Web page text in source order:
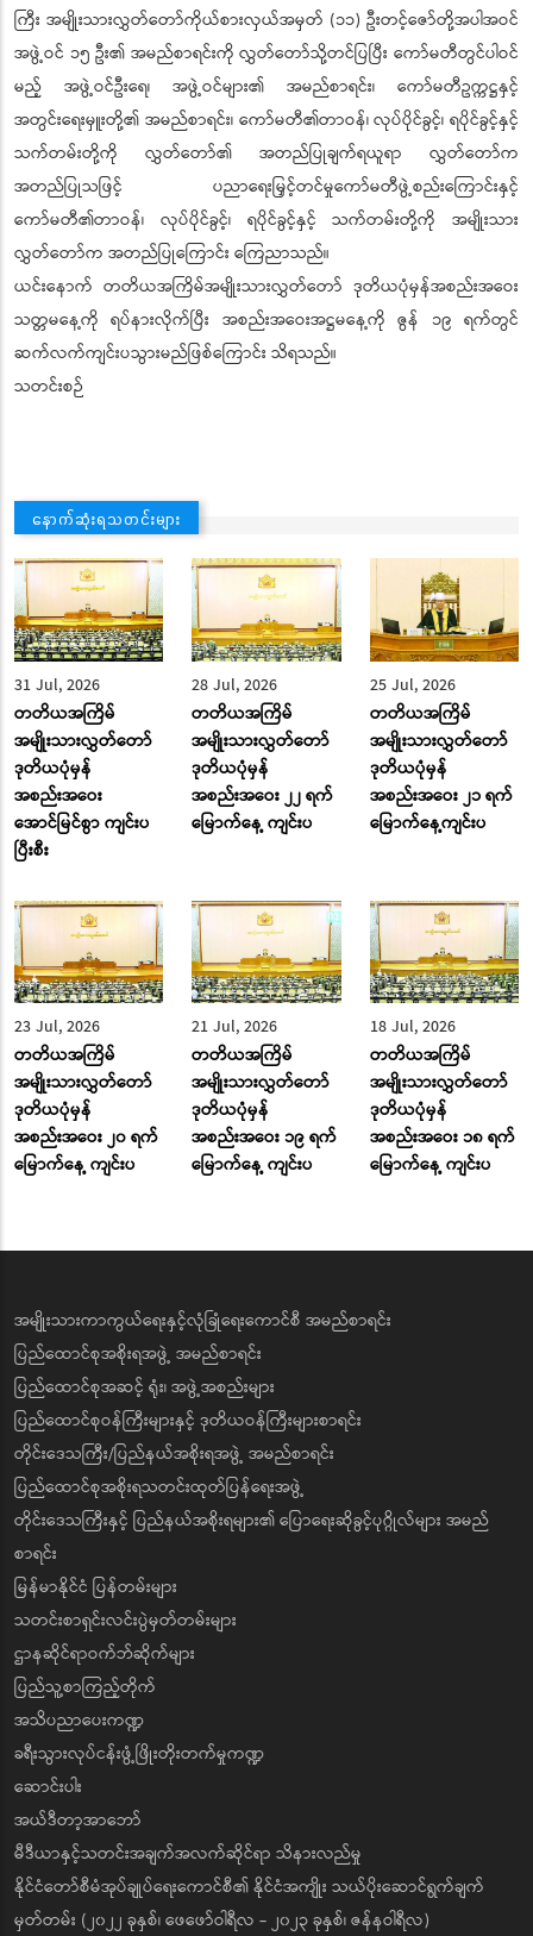
ကြီး အမျိုးသားလွှတ်တော်ကိုယ်စားလှယ်အမှတ် (၁၁) ဦးတင့်ဇော်တို့အပါအဝင်
အဖွဲ့ဝင် ၁၅ ဦး၏ အမည်စာရင်းကို လွှတ်တော်သို့တင်ပြပြီး ကော်မတီတွင်ပါဝင်
မည့် အဖွဲ့ဝင်ဦးရေ၊ အဖွဲ့ဝင်များ၏ အမည်စာရင်း၊ ကော်မတီဥက္ကဋ္ဌနှင့်
အတွင်းရေးမှူးတို့၏ အမည်စာရင်း၊ ကော်မတီ၏တာဝန်၊ လုပ်ပိုင်ခွင့်၊ ရပိုင်ခွင့်နှင့်
သက်တမ်းတို့ကို လွှတ်တော်၏ အတည်ပြုချက်ရယူရာ လွှတ်တော်က
အတည်ပြုသဖြင့် ပညာရေးမြှင့်တင်မှုကော်မတီဖွဲ့စည်းကြောင်းနှင့်
ကော်မတီ၏တာဝန်၊ လုပ်ပိုင်ခွင့်၊ ရပိုင်ခွင့်နှင့် သက်တမ်းတို့ကို အမျိုးသား
လွှတ်တော်က အတည်ပြုကြောင်း ကြေညာသည်။
ယင်းနောက် တတိယအကြိမ်အမျိုးသားလွှတ်တော် ဒုတိယပုံမှန်အစည်းအဝေး
သတ္တမနေ့ကို ရပ်နားလိုက်ပြီး အစည်းအဝေးအဋ္ဌမနေ့ကို ဇွန် ၁၉ ရက်တွင်
ဆက်လက်ကျင်းပသွားမည်ဖြစ်ကြောင်း သိရသည်။
သတင်းစဉ်
နောက်ဆုံးရသတင်းများ
31 Jul, 2026
တတိယအကြိမ်
အမျိုးသားလွှတ်တော်
ဒုတိယပုံမှန်
အစည်းအဝေး
အောင်မြင်စွာ ကျင်းပ
ပြီးစီး
28 Jul, 2026
တတိယအကြိမ်
အမျိုးသားလွှတ်တော်
ဒုတိယပုံမှန်
အစည်းအဝေး ၂၂ ရက်
မြောက်နေ့ ကျင်းပ
25 Jul, 2026
တတိယအကြိမ်
အမျိုးသားလွှတ်တော်
ဒုတိယပုံမှန်
အစည်းအဝေး ၂၁ ရက်
မြောက်နေ့ကျင်းပ
23 Jul, 2026
တတိယအကြိမ်
အမျိုးသားလွှတ်တော်
ဒုတိယပုံမှန်
အစည်းအဝေး ၂၀ ရက်
မြောက်နေ့ ကျင်းပ
21 Jul, 2026
တတိယအကြိမ်
အမျိုးသားလွှတ်တော်
ဒုတိယပုံမှန်
အစည်းအဝေး ၁၉ ရက်
မြောက်နေ့ ကျင်းပ
18 Jul, 2026
တတိယအကြိမ်
အမျိုးသားလွှတ်တော်
ဒုတိယပုံမှန်
အစည်းအဝေး ၁၈ ရက်
မြောက်နေ့ ကျင်းပ
အမျိုးသားကာကွယ်ရေးနှင့်လုံခြုံရေးကောင်စီ အမည်စာရင်း
ပြည်ထောင်စုအစိုးရအဖွဲ့ အမည်စာရင်း
ပြည်ထောင်စုအဆင့် ရုံး၊ အဖွဲ့အစည်းများ
ပြည်ထောင်စုဝန်ကြီးများနှင့် ဒုတိယဝန်ကြီးများစာရင်း
တိုင်းဒေသကြီး/ပြည်နယ်အစိုးရအဖွဲ့ အမည်စာရင်း
ပြည်ထောင်စုအစိုးရသတင်းထုတ်ပြန်ရေးအဖွဲ့
တိုင်းဒေသကြီးနှင့် ပြည်နယ်အစိုးရများ၏ ပြောရေးဆိုခွင့်ပုဂ္ဂိုလ်များ အမည်
စာရင်း
မြန်မာနိုင်ငံ ပြန်တမ်းများ
သတင်းစာရှင်းလင်းပွဲမှတ်တမ်းများ
ဌာနဆိုင်ရာဝက်ဘ်ဆိုက်များ
ပြည်သူ့စာကြည့်တိုက်
အသိပညာပေးကဏ္ဍ
ခရီးသွားလုပ်ငန်းဖွံ့ဖြိုးတိုးတက်မှုကဏ္ဍ
ဆောင်းပါး
အယ်ဒီတာ့အာဘော်
မီဒီယာနှင့်သတင်းအချက်အလက်ဆိုင်ရာ သိနားလည်မှု
နိုင်ငံတော်စီမံအုပ်ချုပ်ရေးကောင်စီ၏ နိုင်ငံအကျိုး သယ်ပိုးဆောင်ရွက်ချက်
မှတ်တမ်း (၂၀၂၂ ခုနှစ်၊ ဖေဖော်ဝါရီလ - ၂၀၂၃ ခုနှစ်၊ ဇန်နဝါရီလ)